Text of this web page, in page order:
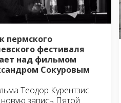
пермского
фестиваля
над фильмом
Сокуровым
Теодор Курентзис
новую запись Пятой